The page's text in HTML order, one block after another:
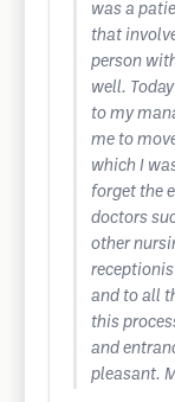
was a
that
person
well.
to my
me to
which I
forget the
doctors
other
and to all
this
and
pleasant.